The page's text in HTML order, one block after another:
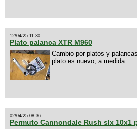
12/04/25 11:30
Plato palanca XTR M960
Cambio por platos y
plato es nuevo, a medida.
02/04/25 08:36
Permuto Cannondale Rush slx 10x1